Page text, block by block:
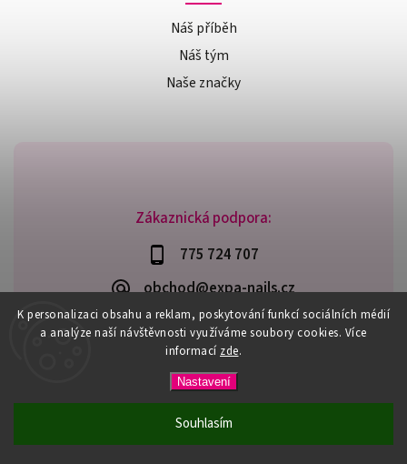
K personalizaci obsahu a reklam, poskytování funkcí sociálních médií
a analýze naší návštěvnosti využíváme soubory cookies. Více
informací zde.
Nastavení
Souhlasím
PŘI NÁKUPU NAD 600,- MÁTE DOPRAVU ZDARMA / DÁREK K
Zákaznická podpora:
775 724 707
obchod@expa-nails.cz
Náš příběh
Náš tým
Naše značky
Expanails.cz. Všechna práva vyhrazena.
Upravit nastavení cookies
VytvořilShoptet | Design